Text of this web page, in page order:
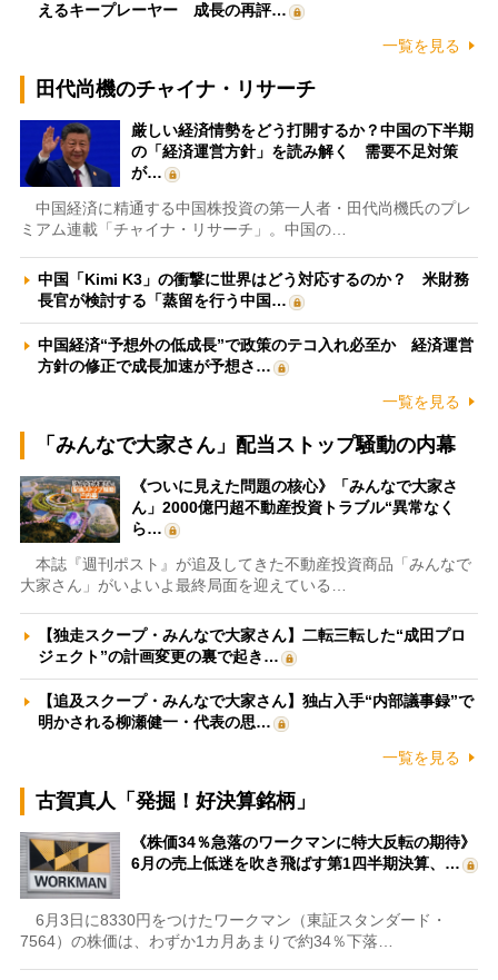
えるキープレーヤー 成長の再評…
一覧を見る
田代尚機のチャイナ・リサーチ
厳しい経済情勢をどう打開するか？中国の下半期
の「経済運営方針」を読み解く 需要不足対策
が…
中国経済に精通する中国株投資の第一人者・田代尚機氏のプレ
ミアム連載「チャイナ・リサーチ」。中国の…
中国「Kimi K3」の衝撃に世界はどう対応するのか？ 米財務
長官が検討する「蒸留を行う中国…
中国経済“予想外の低成長”で政策のテコ入れ必至か 経済運営
方針の修正で成長加速が予想さ…
一覧を見る
「みんなで大家さん」配当ストップ騒動の内幕
《ついに見えた問題の核心》「みんなで大家さ
ん」2000億円超不動産投資トラブル“異常なく
ら…
本誌『週刊ポスト』が追及してきた不動産投資商品「みんなで
大家さん」がいよいよ最終局面を迎えている…
【独走スクープ・みんなで大家さん】二転三転した“成田プロ
ジェクト”の計画変更の裏で起き…
【追及スクープ・みんなで大家さん】独占入手“内部議事録”で
明かされる柳瀬健一・代表の思…
一覧を見る
古賀真人「発掘！好決算銘柄」
《株価34％急落のワークマンに特大反転の期待》
6月の売上低迷を吹き飛ばす第1四半期決算、…
6月3日に8330円をつけたワークマン（東証スタンダード・
7564）の株価は、わずか1カ月あまりで約34％下落…